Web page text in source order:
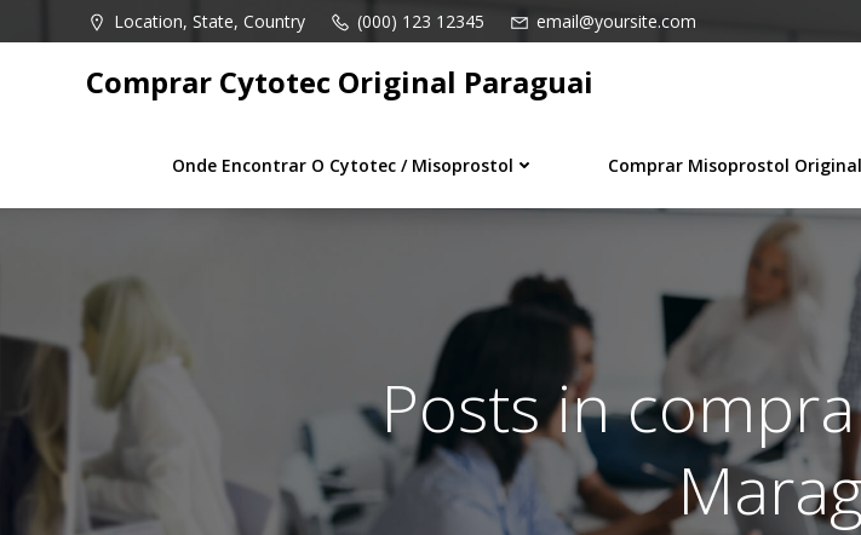
para
Location, State, Country (000) 123 12345 email@yoursite.com
Comprar Cytotec Original Paraguai
Onde Encontrar O Cytotec / Misoprostol Comprar Misoprostol Original
Posts in